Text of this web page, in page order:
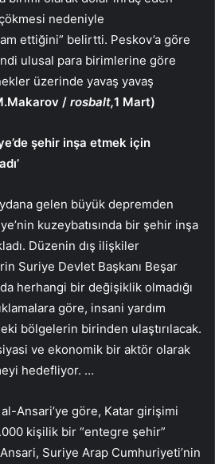
nedeniyle
ettiğini” belirtti. Peskov’a göre
ulusal para birimlerine göre
üzerinde yavaş yavaş
/ rosbalt,1 Mart)
şehir inşa etmek için
gelen büyük depremden
kuzeybatısında bir şehir inşa
Düzenin dış ilişkiler
Suriye Devlet Başkanı Beşar
herhangi bir değişiklik olmadığı
göre, insani yardım
bölgelerin birinden ulaştırılacak.
ve ekonomik bir aktör olarak
hedefliyor. …
al-Ansari’ye göre, Katar girişimi
kişilik bir “entegre şehir”
Suriye Arap Cumhuriyeti’nin